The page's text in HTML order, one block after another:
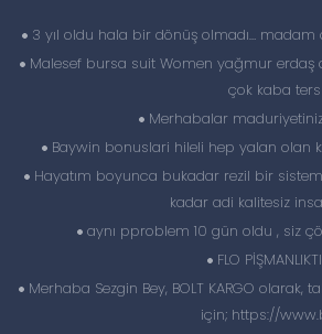
3 yıl oldu hala bir dönüş olmadı…
Malesef bursa suit Women yağmur erdaş
çok kaba ters
Merhabalar
Baywin bonuslari hileli hep yalan olan
Hayatım boyunca bukadar rezil bir
kadar adi kalitesiz
aynı pproblem 10 gün oldu , siz
FLO
Merhaba Sezgin Bey, BOLT KARGO olarak,
için; https://